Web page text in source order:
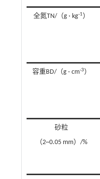
全氮TN/（g · kg-1 ）
容重BD/（g · cm-3 ）
砂粒
（2~0.05 mm）/%